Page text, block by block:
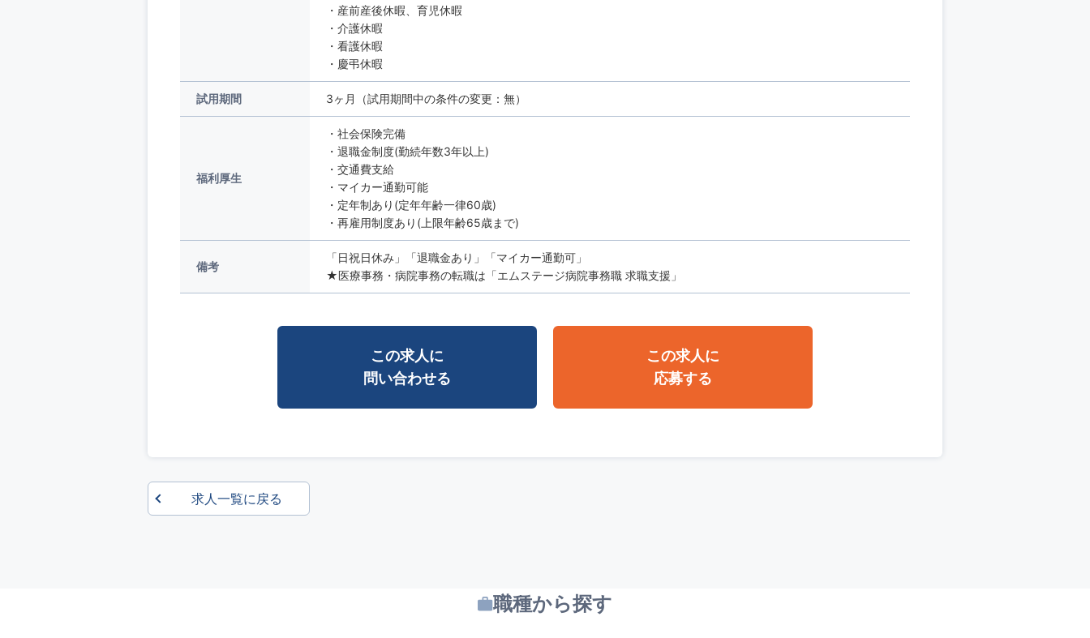
・産前産後休暇、育児休暇
・介護休暇
・看護休暇
・慶弔休暇
試用期間 3ヶ月（試用期間中の条件の変更：無）
福利厚生
・社会保険完備
・退職金制度(勤続年数3年以上)
・交通費支給
・マイカー通勤可能
・定年制あり(定年年齢一律60歳)
・再雇用制度あり(上限年齢65歳まで)
備考
「日祝日休み」「退職金あり」「マイカー通勤可」
★医療事務・病院事務の転職は「エムステージ病院事務職 求職支援」
この求人に
問い合わせる
この求人に
応募する
求人一覧に戻る
職種から探す